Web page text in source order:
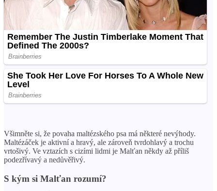
Všimněte si, že povaha maltézského psa má některé nevýhody.
Maltézáček je aktivní a hravý, ale zároveň tvrdohlavý a trochu
vrtošivý. Ve vztazích s cizími lidmi je Malťan někdy až příliš
podezřívavý a nedůvěřivý.
S kým si Malťan rozumí?